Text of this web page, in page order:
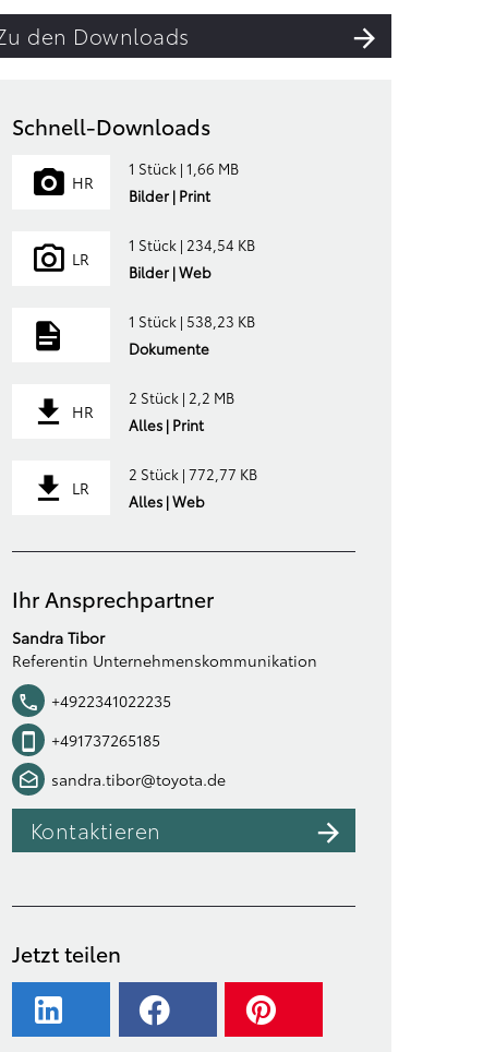
den Downloads
Schnell-Downloads
HR
1 Stück | 1,66 MB
Bilder | Print
LR
1 Stück | 234,54 KB
Bilder | Web
1 Stück | 538,23 KB
Dokumente
HR
2 Stück | 2,2 MB
Alles | Print
LR
2 Stück | 772,77 KB
Alles | Web
Ihr Ansprechpartner
Sandra Tibor
Referentin Unternehmenskommunikation
+4922341022235
+491737265185
sandra.tibor@toyota.de
Kontaktieren
Jetzt teilen